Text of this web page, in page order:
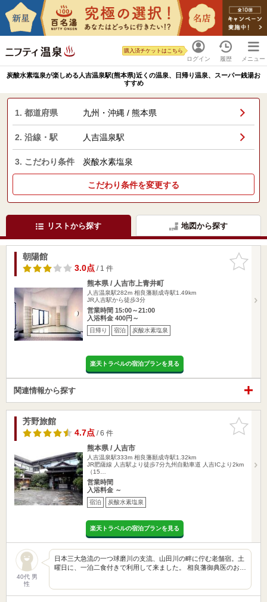
ログイン
購入済チケットはこちら
履歴 メニュー
炭酸水素塩泉が楽しめる人吉温泉駅(熊本県)近くの温泉、日帰り温泉、スーパー銭湯お
すすめ
1. 都道府県 九州・沖縄 / 熊本県
2. 沿線・駅 人吉温泉駅
3. こだわり条件 炭酸水素塩泉
こだわり条件を変更する
リストから探す 地図から探す
お気に入
りに追加
朝陽館
3.0点/ 1 件
熊本県 / 人吉市上青井町
人吉温泉駅282m 相良藩願成寺駅1.49km
JR人吉駅から徒歩3分
営業時間 15:00～21:00
入浴料金 400円～
日帰り 宿泊 炭酸水素塩泉
楽天トラベルの宿泊プランを見る
関連情報から探す
お気に入
りに追加
芳野旅館
4.7点/ 6 件
熊本県 / 人吉市
人吉温泉駅333m 相良藩願成寺駅1.32km
JR肥薩線 人吉駅より徒歩7分九州自動車道 人吉ICより2km
（15…
営業時間
入浴料金 ～
宿泊 炭酸水素塩泉
楽天トラベルの宿泊プランを見る
40代 男
性
日本三大急流の一つ球磨川の支流、山田川の畔に佇む老舗宿。土
曜日に、一泊二食付きで利用して来ました。 相良藩御典医のお…